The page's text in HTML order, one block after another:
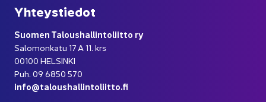
Yh­teys­tie­dot
Suo­men Ta­lous­hal­lin­to­liit­to ry
Sa­lo­mon­ka­tu 17 A 11. krs
00100 HEL­SIN­KI
Puh. 09 6850 570
info@ta­lous­hal­lin­to­liit­to.fi